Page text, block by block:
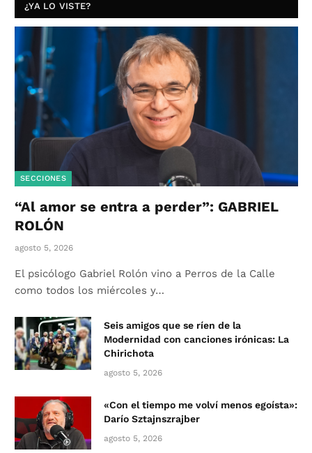
¿YA LO VISTE?
SECCIONES
“Al amor se entra a perder”: GABRIEL
ROLÓN
agosto 5, 2026
El psicólogo Gabriel Rolón vino a Perros de la Calle
como todos los miércoles y…
Seis amigos que se ríen de la
Modernidad con canciones irónicas: La
Chirichota
agosto 5, 2026
«Con el tiempo me volví menos egoísta»:
Darío Sztajnszrajber
agosto 5, 2026